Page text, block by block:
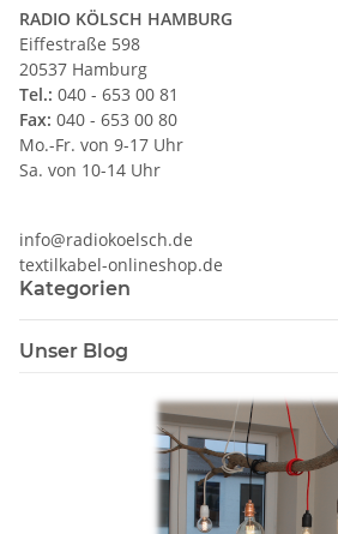
RADIO KÖLSCH HAMBURG
Eiffestraße 598
20537 Hamburg
Tel.: 040 - 653 00 81
Fax: 040 - 653 00 80
Mo.-Fr. von 9-17 Uhr
Sa. von 10-14 Uhr
info@radiokoelsch.de
textilkabel-onlineshop.de
Kategorien
Unser Blog